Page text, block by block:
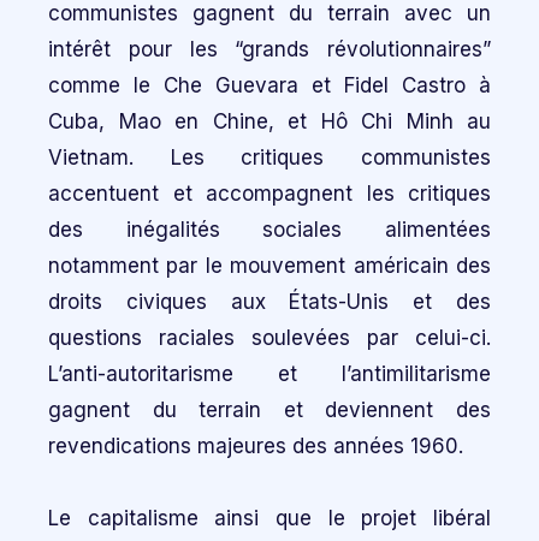
communistes gagnent du terrain avec un
intérêt pour les “grands révolutionnaires”
comme le Che Guevara et Fidel Castro à
Cuba, Mao en Chine, et Hô Chi Minh au
Vietnam. Les critiques communistes
accentuent et accompagnent les critiques
des inégalités sociales alimentées
notamment par le mouvement américain des
droits civiques aux États-Unis et des
questions raciales soulevées par celui-ci.
L’anti-autoritarisme et l’antimilitarisme
gagnent du terrain et deviennent des
revendications majeures des années 1960.
Le capitalisme ainsi que le projet libéral